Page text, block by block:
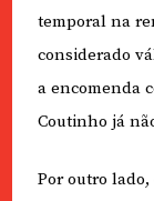
temporal na
considerado
a encomenda
Coutinho já
Por outro